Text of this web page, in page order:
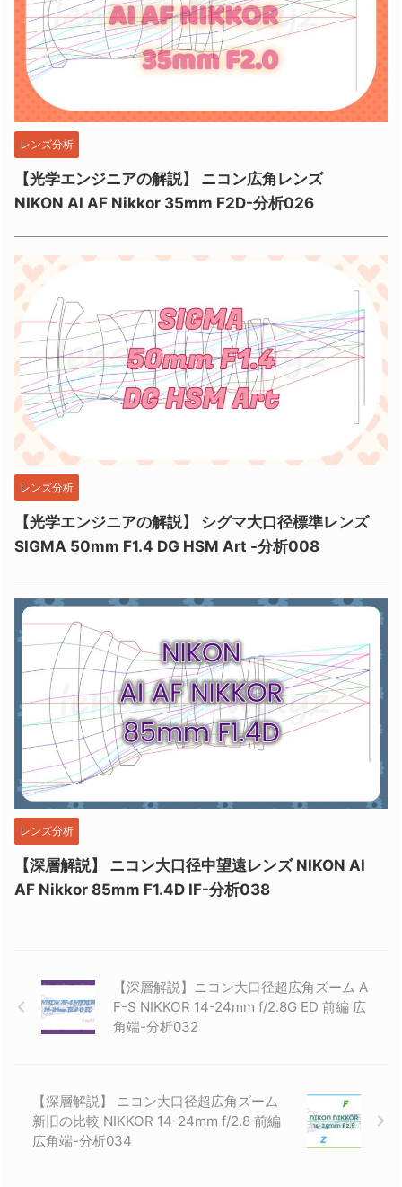
レンズ分析
【光学エンジニアの解説】 ニコン広角レンズ
NIKON AI AF Nikkor 35mm F2D-分析026
レンズ分析
【光学エンジニアの解説】 シグマ大口径標準レンズ
SIGMA 50mm F1.4 DG HSM Art -分析008
レンズ分析
【深層解説】 ニコン大口径中望遠レンズ NIKON AI
AF Nikkor 85mm F1.4D IF-分析038
【深層解説】ニコン大口径超広角ズーム A
F-S NIKKOR 14-24mm f/2.8G ED 前編 広
角端-分析032
【深層解説】 ニコン大口径超広角ズーム
新旧の比較 NIKKOR 14-24mm f/2.8 前編
広角端-分析034